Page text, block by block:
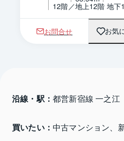
12階／地上12階 地下
お問合せ お気
沿線・駅： 都営新宿線 一之江
買いたい： 中古マンション、